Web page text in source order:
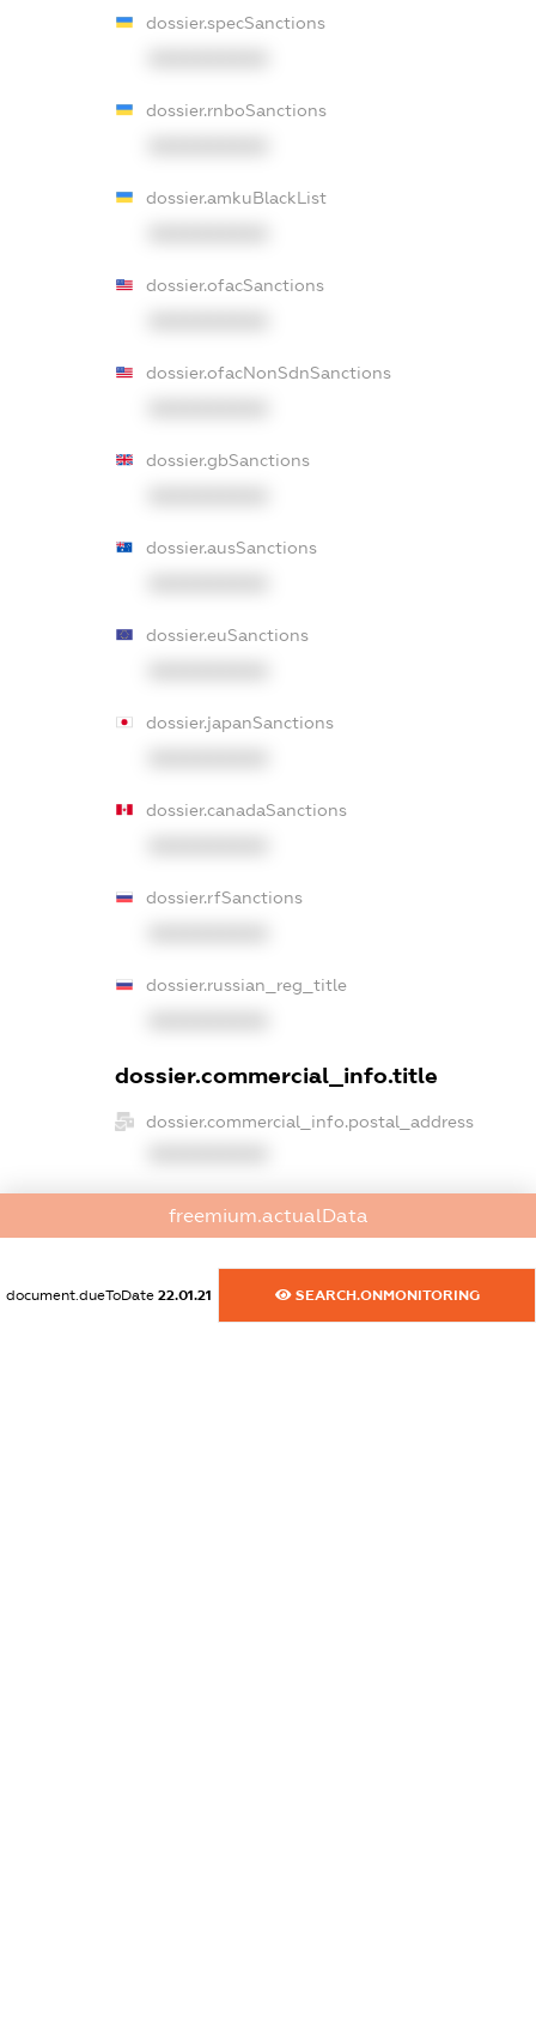
dossier.specSanctions
dossier.rnboSanctions
dossier.amkuBlackList
dossier.ofacSanctions
dossier.ofacNonSdnSanctions
dossier.gbSanctions
dossier.ausSanctions
dossier.euSanctions
dossier.japanSanctions
dossier.canadaSanctions
dossier.rfSanctions
dossier.russian_reg_title
dossier.commercial_info.title
dossier.commercial_info.postal_address
dossier.commercial_info.phone
XXXXXXXXXX
dossier.commercial_info.fax
XXXXXXXXXX
freemium.actualData
document.dueToDate 22.01.21 SEARCH.ONMONITORING